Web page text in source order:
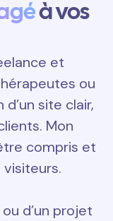
à vos
et
ou
site clair,
Mon
compris et
d’un projet